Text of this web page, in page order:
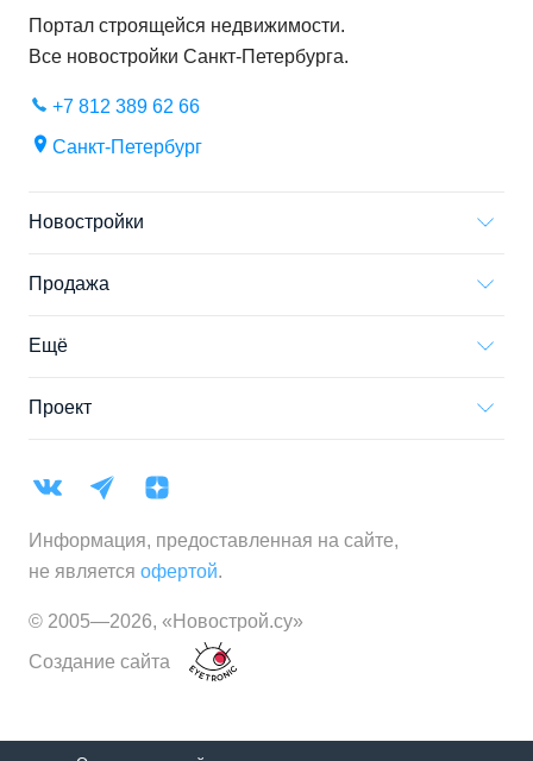
Портал строящейся недвижимости.
Все новостройки Санкт-Петербурга.
+7 812 389 62 66
Санкт-Петербург
Новостройки
Продажа
Ещё
Проект
Информация, предоставленная на сайте,
не является офертой.
© 2005—2026, «Новострой.су»
Создание сайта